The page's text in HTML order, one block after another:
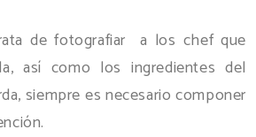
de fotografiar a los chef que
así como los ingredientes del
siempre es necesario componer